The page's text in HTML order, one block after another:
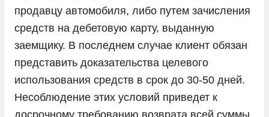
продавцу автомобиля, либо путем зачисления
средств на дебетовую карту, выданную
заемщику. В последнем случае клиент обязан
представить доказательства целевого
использования средств в срок до 30-50 дней.
Несоблюдение этих условий приведет к
досрочному требованию возврата всей суммы